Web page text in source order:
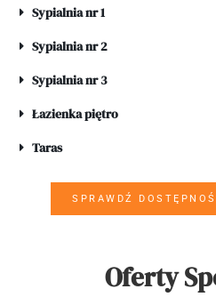
Sypialnia nr 1
Sypialnia nr 2
Sypialnia nr 3
Łazienka piętro
Taras
SPRAWDŹ
Oferty